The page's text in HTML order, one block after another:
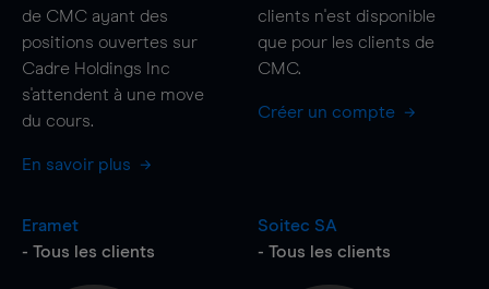
de CMC ayant des
positions ouvertes sur
Cadre Holdings Inc
s'attendent à une move
du cours.
En savoir plus
clients n'est disponible
que pour les clients de
CMC.
Créer un compte
Eramet
- Tous les clients
Soitec SA
- Tous les clients